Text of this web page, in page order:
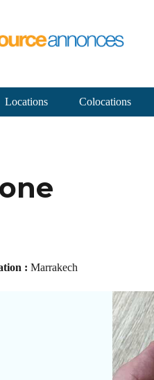
Locations Colocations
: Marrakech